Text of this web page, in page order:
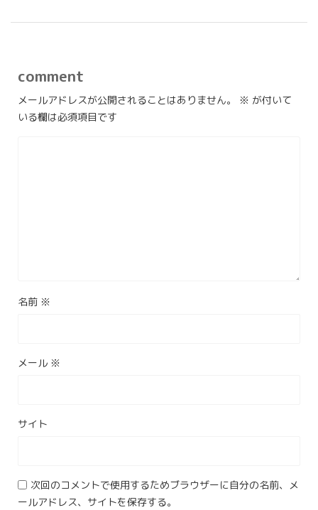
comment
メールアドレスが公開されることはありません。 ※ が付いて
いる欄は必須項目です
名前 ※
メール ※
サイト
次回のコメントで使用するためブラウザーに自分の名前、メ
ールアドレス、サイトを保存する。